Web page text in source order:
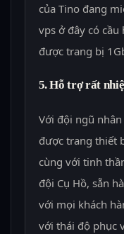
của Tino đang
vps ở đây có
được trang bị
5. Hỗ trợ rất
Với đội ngũ
được trang thiết
cùng với tinh
đội Cụ Hồ, sẵn
với mọi khách
với thái độ phục